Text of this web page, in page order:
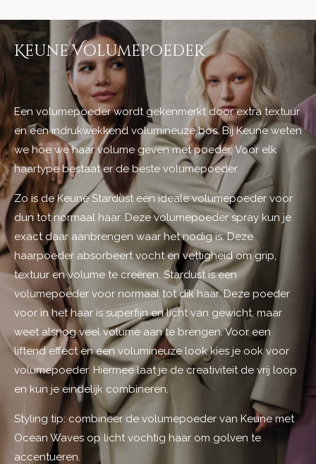
Keune Volumepoeder
Een volumepoeder wordt gekenmerkt door extra textuur
en een indrukwekkend volumineuze bos. Bij Keune weten
we hoe we haar volume geven met poeder. Voor elk
haartype bestaat er de beste volumepoeder.
Zo is de Keune Stardust een ideale volumepoeder voor
dun tot normaal haar. Deze volumepoeder spray kun je
exact daar aanbrengen waar het nodig is. Deze
haarpoeder absorbeert vocht en vettigheid om grip,
textuur en volume te creëren. Stardust is een
volumepoeder voor normaal tot dik haar. Deze poeder
voor in het haar is superfijn en licht van gewicht, maar
weet alsnog veel volume aan te brengen. Voor een
liftend effect en een volumineuze look kies je ook voor
volumepoeder. Hiermee laat je de creativiteit de vrij loop
en kun je eindelijk combineren.
Styling tip: combineer de volumepoeder van Keune met
Ocean Waves op licht vochtig haar om golven te
accentueren.